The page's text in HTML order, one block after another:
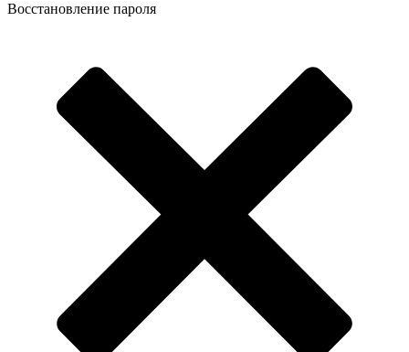
Восстановление пароля